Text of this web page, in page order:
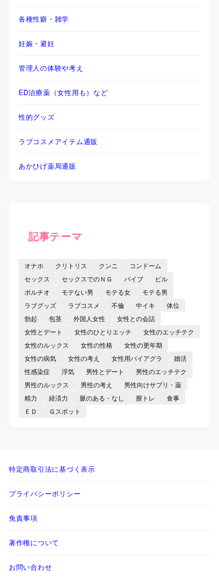
各種性癖・雑学
妊娠・避妊
管理人の体験や考え
ED治療薬（女性用も）など
性的グッズ
ラブコスメアイテム通販
あかひげ薬局通販
記事テーマ
オナホ クリトリス クンニ
コンドーム
セックス
セックスでのＮＧ バイブ
ピル
ポルチオ
モテない男 モテる女
モテる男
ラブグッズ
ラブコスメ 不倫 中イキ
体位
勃起
包茎 外国人女性
女性との会話
女性とデート
女性のひとりエッチ
女性のエッチテク
女性のルックス
女性の性格
女性の更年期
女性の病気
女性の考え 女性用バイアグラ
婚活
性感染症
浮気 男性とデート
男性のエッチテク
男性のルックス
男性の考え
男性向けサプリ・薬
精力
経済力 脈のある・なし 膣トレ
食事
ＥＤ
Ｇスポット
特定商取引法に基づく表示
プライバシーポリシー
免責事項
著作権について
お問い合わせ